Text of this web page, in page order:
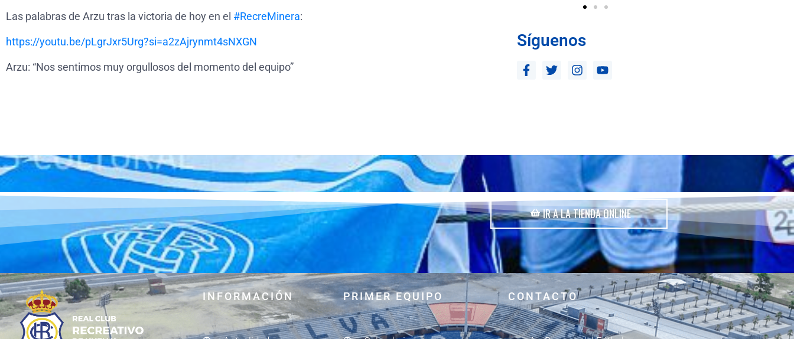
Las palabras de Arzu tras la victoria de hoy en el #RecreMinera:
https://youtu.be/pLgrJxr5Urg?si=a2zAjrynmt4sNXGN
Arzu: “Nos sentimos muy orgullosos del momento del equipo”
Síguenos
IR A LA TIENDA ONLINE
INFORMACIÓN PRIMER EQUIPO CONTACTO